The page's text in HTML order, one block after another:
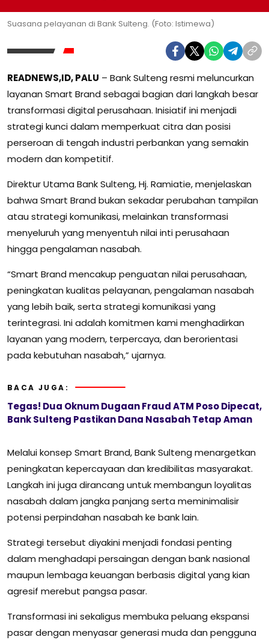
Suasana pelayanan di Bank Sulteng. (Foto: Istimewa)
READNEWS,ID, PALU – Bank Sulteng resmi meluncurkan
layanan Smart Brand sebagai bagian dari langkah besar
transformasi digital perusahaan. Inisiatif ini menjadi
strategi kunci dalam memperkuat citra dan posisi
perseroan di tengah industri perbankan yang semakin
modern dan kompetitif.
Direktur Utama Bank Sulteng, Hj. Ramiatie, menjelaskan
bahwa Smart Brand bukan sekadar perubahan tampilan
atau strategi komunikasi, melainkan transformasi
menyeluruh yang menyentuh nilai inti perusahaan
hingga pengalaman nasabah.
“Smart Brand mencakup penguatan nilai perusahaan,
peningkatan kualitas pelayanan, pengalaman nasabah
yang lebih baik, serta strategi komunikasi yang
terintegrasi. Ini adalah komitmen kami menghadirkan
layanan yang modern, terpercaya, dan berorientasi
pada kebutuhan nasabah,” ujarnya.
BACA JUGA:
Tegas! Dua Oknum Dugaan Fraud ATM Poso Dipecat,
Bank Sulteng Pastikan Dana Nasabah Tetap Aman
Melalui konsep Smart Brand, Bank Sulteng menargetkan
peningkatan kepercayaan dan kredibilitas masyarakat.
Langkah ini juga dirancang untuk membangun loyalitas
nasabah dalam jangka panjang serta meminimalisir
potensi perpindahan nasabah ke bank lain.
Strategi tersebut diyakini menjadi fondasi penting
dalam menghadapi persaingan dengan bank nasional
maupun lembaga keuangan berbasis digital yang kian
agresif merebut pangsa pasar.
Transformasi ini sekaligus membuka peluang ekspansi
pasar dengan menyasar generasi muda dan pengguna